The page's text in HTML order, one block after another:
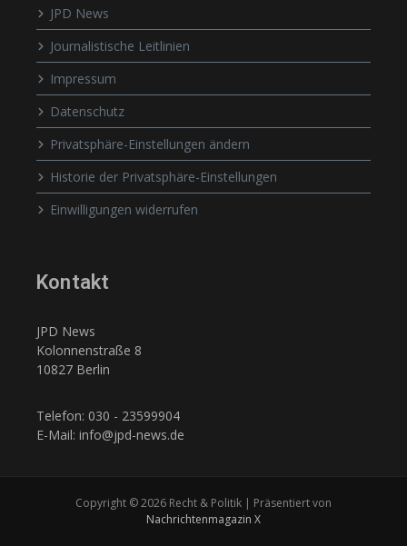
JPD News
Journalistische Leitlinien
Impressum
Datenschutz
Privatsphäre-Einstellungen ändern
Historie der Privatsphäre-Einstellungen
Einwilligungen widerrufen
Kontakt
JPD News
Kolonnenstraße 8
10827 Berlin
Telefon: 030 - 23599904
E-Mail: info@jpd-news.de
Copyright © 2026 Recht & Politik | Präsentiert von
Nachrichtenmagazin X